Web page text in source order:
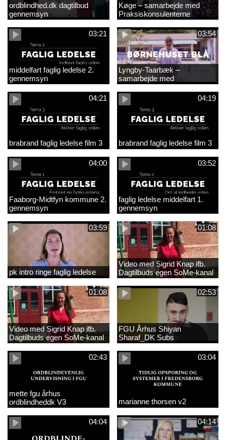
ordblindhed.dk dagtilbud
gennemsyn
Køge – samarbejde med
Praksiskonsulenterne
03:21
middelfart faglig ledelse 2.
gennemsyn
03:54
Lyngby-Taarbæk –
samarbejde med
Praksiskonsulenterne
04:21
brabrand faglig ledelse film 3
04:19
brabrand faglig ledelse film 3
04:00
Faaborg-Midtfyn kommune 2.
gennemsyn
03:52
faglig ledelse middelfart 1.
gennemsyn
03:59
pk intro ringe faglig ledelse
01:08
Video med Sigrid Knap ifb.
Dagtilbuds egen SoMe-kanal
med tekster
01:08
Video med Sigrid Knap ifb.
Dagtilbuds egen SoMe-kanal
02:53
FGU Århus Shiyan
Sharaf_DK Subs
02:43
mette fgu århus
ordblindheddk V3
03:04
marianne thorsen v2
04:04 04:14